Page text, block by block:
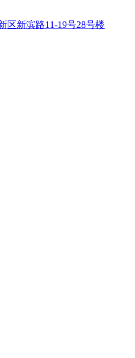
区新滨路11-19号28号楼